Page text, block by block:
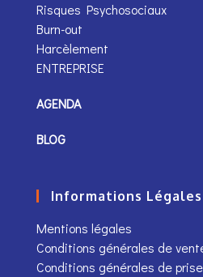
Risques Psychosociaux
Burn-out
Harcèlement
ENTREPRISE
AGENDA
BLOG
Informations Légales
Mentions légales
Conditions générales de
Conditions générales de